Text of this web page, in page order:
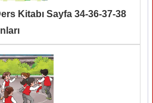
Kitabı Sayfa 34-36-37-38